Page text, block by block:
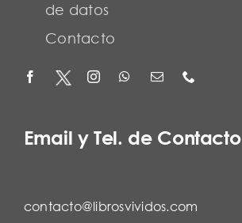
de datos
Contacto
Email y Tel. de Contacto
contacto@librosvividos.com